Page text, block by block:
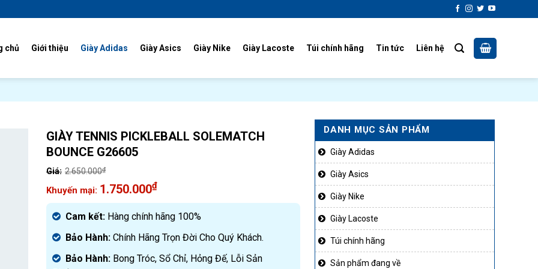
chủ Giới thiệu Giày Adidas Giày Asics Giày Nike Giày Lacoste Túi chính hãng Tin tức Liên hệ
DANH MỤC SẢN PHẨM
Giày Adidas
Giày Asics
Giày Nike
Giày Lacoste
Túi chính hãng
Sản phẩm đang về
GIÀY TENNIS PICKLEBALL SOLEMATCH
BOUNCE G26605
2.650.000₫
Giá
gốc
là:
2.650.000₫.
1.750.000₫
Giá
hiện
tại
là:
1.750.000₫.
Cam kết: Hàng chính hãng 100%
Bảo Hành: Chính Hãng Trọn Đời Cho Quý Khách.
Bảo Hành: Bong Tróc, Sổ Chỉ, Hỏng Đế, Lỗi Sản